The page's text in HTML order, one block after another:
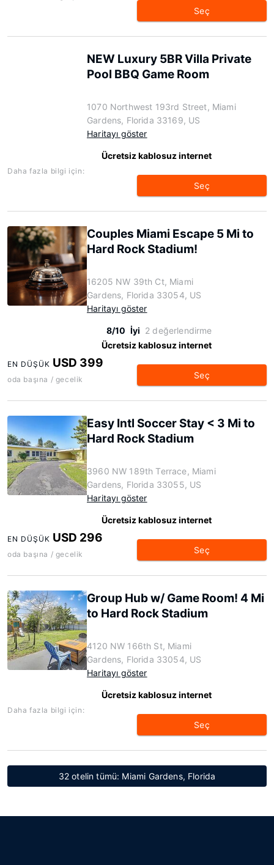
Seç
NEW Luxury 5BR Villa Private
Pool BBQ Game Room
1070 Northwest 193rd Street, Miami
Gardens, Florida 33169, US
Haritayı göster
Ücretsiz kablosuz internet
Daha fazla bilgi için:
Seç
Couples Miami Escape 5 Mi to
Hard Rock Stadium!
16205 NW 39th Ct, Miami
Gardens, Florida 33054, US
Haritayı göster
8/10 İyi 2 değerlendirme
Ücretsiz kablosuz internet
EN DÜŞÜK USD 399
oda başına / gecelik Seç
Easy Intl Soccer Stay < 3 Mi to
Hard Rock Stadium
3960 NW 189th Terrace, Miami
Gardens, Florida 33055, US
Haritayı göster
Ücretsiz kablosuz internet
EN DÜŞÜK USD 296
oda başına / gecelik Seç
Group Hub w/ Game Room! 4 Mi
to Hard Rock Stadium
4120 NW 166th St, Miami
Gardens, Florida 33054, US
Haritayı göster
Ücretsiz kablosuz internet
Daha fazla bilgi için:
Seç
32 otelin tümü: Miami Gardens, Florida